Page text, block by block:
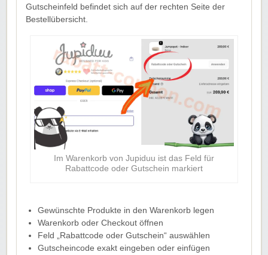
Gutscheinfeld befindet sich auf der rechten Seite der
Bestellübersicht.
Im Warenkorb von Jupiduu ist das Feld für
Rabattcode oder Gutschein markiert
Gewünschte Produkte in den Warenkorb legen
Warenkorb oder Checkout öffnen
Feld „Rabattcode oder Gutschein“ auswählen
Gutscheincode exakt eingeben oder einfügen